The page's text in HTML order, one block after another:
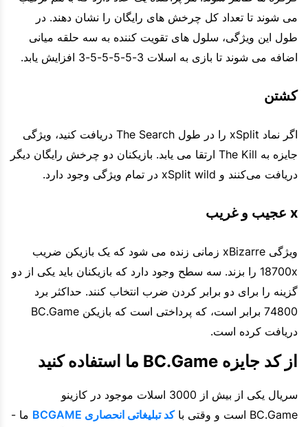
می شوند تا تعداد کل چرخش های رایگان را نشان دهند. در
طول این ویژگی، سلول های تقویت کننده به سه حلقه میانی
اضافه می شوند تا بازی به اسلات 3-5-5-5-5-3 افزایش یابد.
کشتن
اگر نماد xSplit را در طول The Search دریافت کنید، ویژگی
جایزه به The Kill ارتقا می یابد. بازیکنان دو چرخش رایگان دیگر
دریافت می‌کنند و xSplit wild در تمام ویژگی وجود دارد.
x عجیب و غریب
ویژگی xBizarre زمانی زنده می شود که یک بازیکن ضریب
18700x را بزند. سه سطح وجود دارد که بازیکنان باید یکی از دو
گزینه را برای دو برابر کردن ضرب انتخاب کنند. حداکثر برد
74800 برابر است، که پرداختی است که بازیکن BC.Game
دریافت کرده است.
از کد جایزه BC.Game ما استفاده کنید
سریال یکی از بیش از 3000 اسلات موجود در کازینو
BC.Game است و وقتی با
کد تبلیغاتی انحصاری BCGAME
ما -